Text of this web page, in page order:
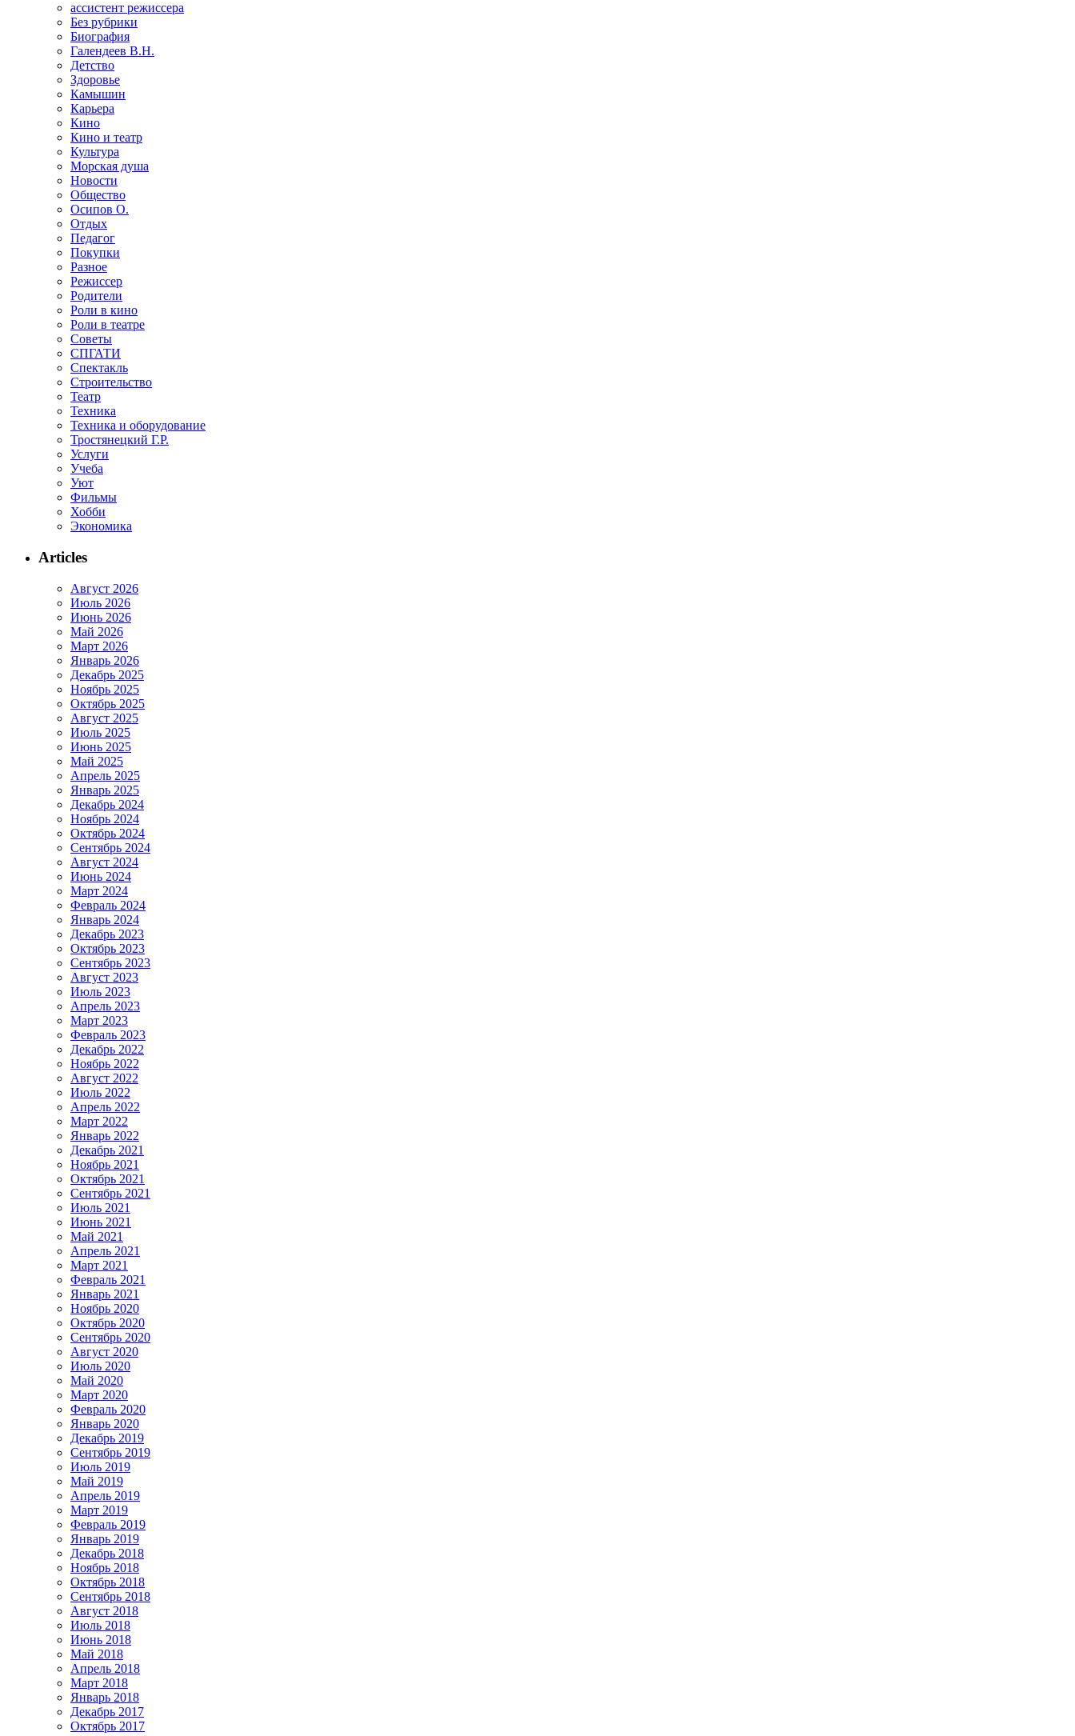
ассистент режиссера
Без рубрики
Биография
Галендеев В.Н.
Детство
Здоровье
Камышин
Карьера
Кино
Кино и театр
Культура
Морская душа
Новости
Общество
Осипов О.
Отдых
Педагог
Покупки
Разное
Режиссер
Родители
Роли в кино
Роли в театре
Советы
СПГАТИ
Спектакль
Строительство
Театр
Техника
Техника и оборудование
Тростянецкий Г.Р.
Услуги
Учеба
Уют
Фильмы
Хобби
Экономика
Articles
Август 2026
Июль 2026
Июнь 2026
Май 2026
Март 2026
Январь 2026
Декабрь 2025
Ноябрь 2025
Октябрь 2025
Август 2025
Июль 2025
Июнь 2025
Май 2025
Апрель 2025
Январь 2025
Декабрь 2024
Ноябрь 2024
Октябрь 2024
Сентябрь 2024
Август 2024
Июнь 2024
Март 2024
Февраль 2024
Январь 2024
Декабрь 2023
Октябрь 2023
Сентябрь 2023
Август 2023
Июль 2023
Апрель 2023
Март 2023
Февраль 2023
Декабрь 2022
Ноябрь 2022
Август 2022
Июль 2022
Апрель 2022
Март 2022
Январь 2022
Декабрь 2021
Ноябрь 2021
Октябрь 2021
Сентябрь 2021
Июль 2021
Июнь 2021
Май 2021
Апрель 2021
Март 2021
Февраль 2021
Январь 2021
Ноябрь 2020
Октябрь 2020
Сентябрь 2020
Август 2020
Июль 2020
Май 2020
Март 2020
Февраль 2020
Январь 2020
Декабрь 2019
Сентябрь 2019
Июль 2019
Май 2019
Апрель 2019
Март 2019
Февраль 2019
Январь 2019
Декабрь 2018
Ноябрь 2018
Октябрь 2018
Сентябрь 2018
Август 2018
Июль 2018
Июнь 2018
Май 2018
Апрель 2018
Март 2018
Январь 2018
Декабрь 2017
Октябрь 2017